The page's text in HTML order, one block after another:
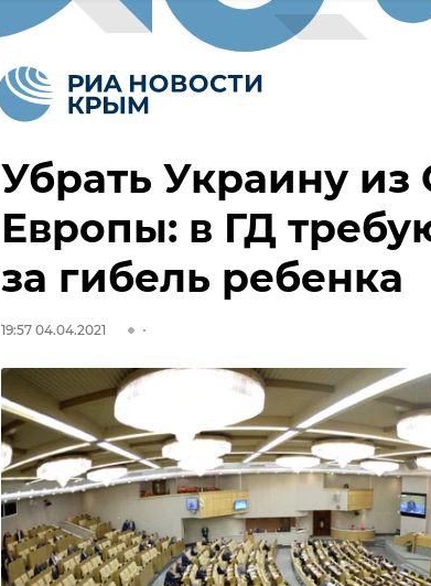
Убрать Украину из
Европы: в ГД
за гибель ребенка
19:57 04.04.2021